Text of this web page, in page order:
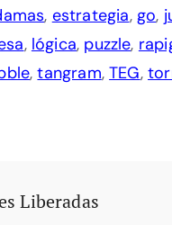
, estrategia, go,
, lógica, puzzle,
,tangram,TEG,
Liberadas